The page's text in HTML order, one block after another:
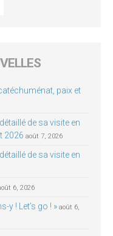
paix et
de sa visite en
2026 août 7, 2026
de sa visite en
6, 2026
y ! Let’s go ! » août 6,